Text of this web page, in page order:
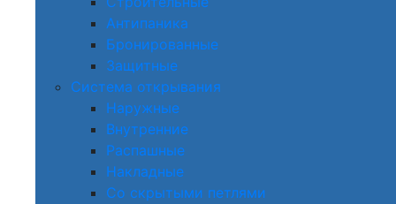
Антипаника
Бронированные
Защитные
Система открывания
Наружные
Внутренние
Распашные
Накладные
Со скрытыми петлями